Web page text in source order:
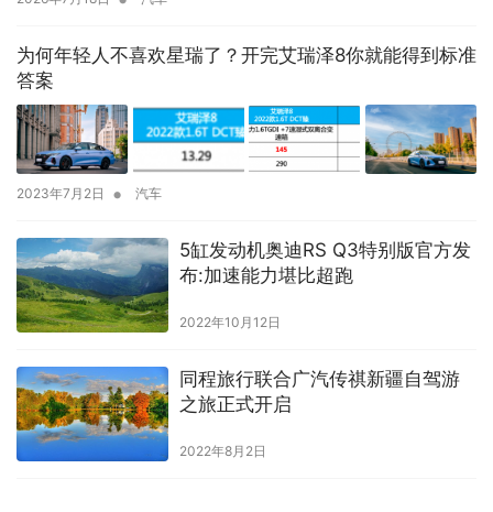
为何年轻人不喜欢星瑞了？开完艾瑞泽8你就能得到标准
答案
2023年7月2日 • 汽车
5缸发动机奥迪RS Q3特别版官方发
布:加速能力堪比超跑
2022年10月12日
同程旅行联合广汽传祺新疆自驾游
之旅正式开启
2022年8月2日